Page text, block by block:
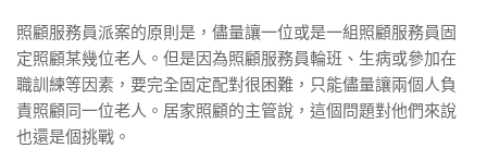
照顧服務員派案的原則是，儘量讓一位或是一組照顧服務員固
定照顧某幾位老人。但是因為照顧服務員輪班、生病或參加在
職訓練等因素，要完全固定配對很困難，只能儘量讓兩個人負
責照顧同一位老人。居家照顧的主管說，這個問題對他們來說
也還是個挑戰。